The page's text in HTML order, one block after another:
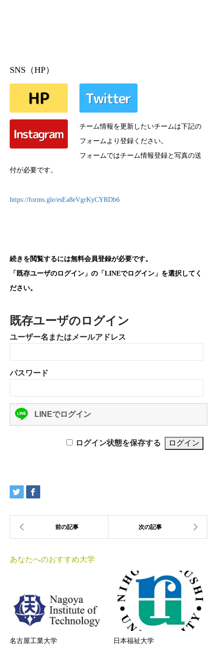
SNS（HP）
チーム情報を更新したいチームは下記の
フォームより登録ください。
フォームではチーム情報登録と写真の送
付が必要です。
https://forms.gle/esEa8eVgrKyCYRDb6
続きを閲覧するには無料会員登録が必要です。
「既存ユーザのログイン」の「LINEでログイン」を選択してく
ださい。
既存ユーザのログイン
ユーザー名またはメールアドレス
パスワード
LINEでログイン
ログイン状態を保存する
あなたへのおすすめ大学
名古屋工業大学 日本福祉大学